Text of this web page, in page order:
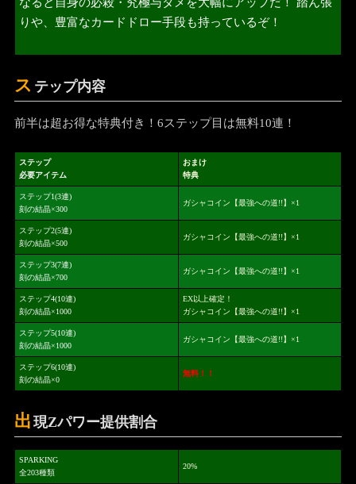
りや、豊富なカードドロー手段も持っているぞ！
ス テップ内容
前半は超お得な特典付き！6ステップ目は無料10連！
ステップ
必要アイテム
おまけ
特典
ステップ1(3連)
刻の結晶×300
ガシャコイン【最強への道!!】×1
ステップ2(5連)
刻の結晶×500
ガシャコイン【最強への道!!】×1
ステップ3(7連)
刻の結晶×700
ガシャコイン【最強への道!!】×1
ステップ4(10連)
刻の結晶×1000
EX以上確定！
ガシャコイン【最強への道!!】×1
ステップ5(10連)
刻の結晶×1000
ガシャコイン【最強への道!!】×1
ステップ6(10連)
刻の結晶×0
無料！！
出 現Zパワー提供割合
SPARKING
全203種類
20%